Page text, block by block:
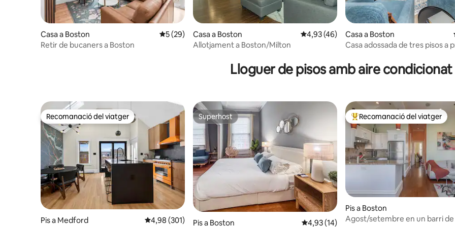
Casa a Boston 5 de puntuació mitjana d'un total de 5; 29 avaluacions
5 (29)
Retir de bucaners a Boston
Casa a Boston 4,93 de puntuació mitjana d'un total de 5; 46
4,93 (46)
Allotjament a Boston/Milton
Casa a Boston
Casa adossada de tres pisos a
Lloguer de pisos amb aire condicionat
Recomanació del viatger
Recomanació del viatger
Pis a Medford 4,98 de puntuació mitjana d'un total de 5; 301 avaluacions
4,98 (301)
Superhost
Superhost
Pis a Boston 4,93 de puntuació mitjana d'un total de 5; 14
4,93 (14)
Principals recomanacions dels
Recomanació del viatger
Pis a Boston
Agost/setembre en un barri